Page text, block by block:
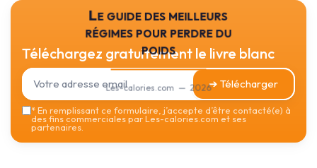
Le guide des meilleurs
régimes pour perdre du
poids
Les-calories.com — 2026
Téléchargez gratuitement le livre blanc
➔ Télécharger
*En remplissant ce formulaire, j’accepte d’être contacté(e) à
des fins commerciales par Les-calories.com et ses
partenaires.